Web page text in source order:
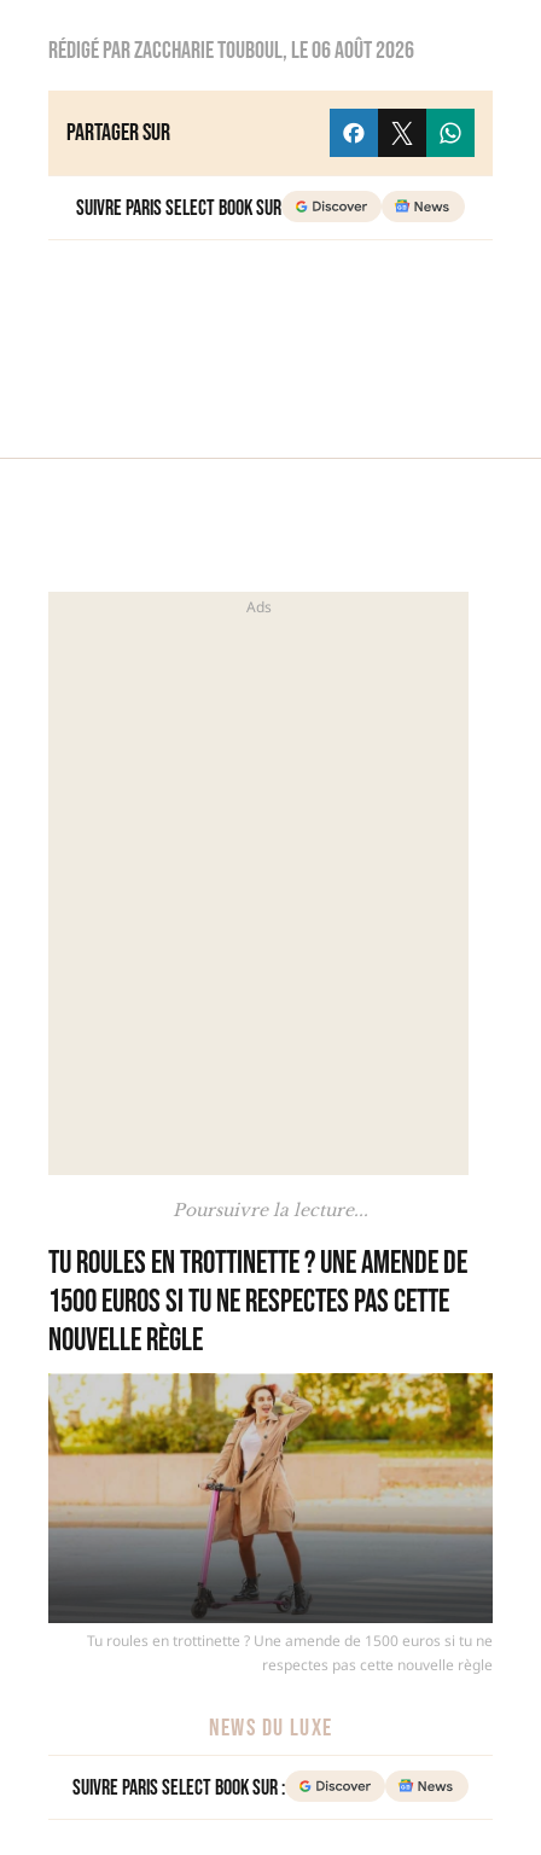
Rédigé parzaccharie touboul, le06 août 2026
Partager sur
Suivre Paris Select Book sur
Poursuivre la lecture...
Tu roules en trottinette ? Une amende de
1500 euros si tu ne respectes pas cette
nouvelle règle
Tu roules en trottinette ? Une amende de 1500 euros si tu ne
respectes pas cette nouvelle règle
NEWS DU LUXE
Suivre Paris Select Book sur :